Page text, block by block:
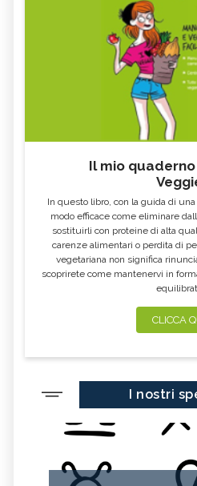
Il mio
In questo libro, con la guida di
modo efficace come eliminare
sostituirli con proteine di alta
carenze alimentari o perdita di
vegetariana non significa
scoprirete come mantenervi in
CLICCA
I nostri